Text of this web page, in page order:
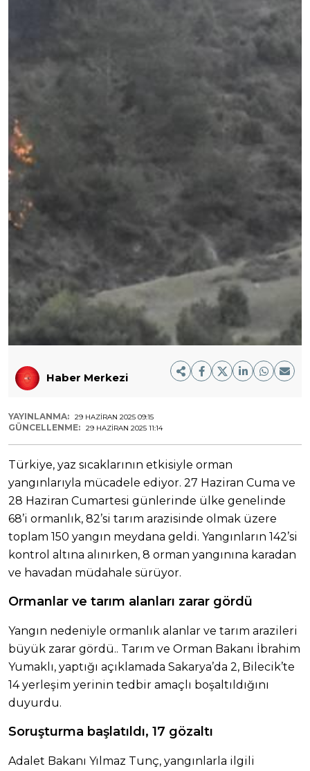
Haber Merkezi
YAYINLANMA: 29 HAZIRAN 2025 09:15
GÜNCELLENME: 29 HAZIRAN 2025 11:14
Türkiye, yaz sıcaklarının etkisiyle orman
yangınlarıyla mücadele ediyor. 27 Haziran Cuma ve
28 Haziran Cumartesi günlerinde ülke genelinde
68’i ormanlık, 82’si tarım arazisinde olmak üzere
toplam 150 yangın meydana geldi. Yangınların 142’si
kontrol altına alınırken, 8 orman yangınına karadan
ve havadan müdahale sürüyor.
Ormanlar ve tarım alanları zarar gördü
Yangın nedeniyle ormanlık alanlar ve tarım arazileri
büyük zarar gördü.. Tarım ve Orman Bakanı İbrahim
Yumaklı, yaptığı açıklamada Sakarya’da 2, Bilecik’te
14 yerleşim yerinin tedbir amaçlı boşaltıldığını
duyurdu.
Soruşturma başlatıldı, 17 gözaltı
Adalet Bakanı Yılmaz Tunç, yangınlarla ilgili